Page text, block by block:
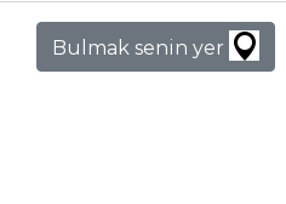
Bulmak senin yer